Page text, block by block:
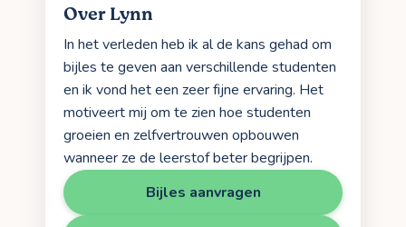
Over Lynn
In het verleden heb ik al de kans gehad om
bijles te geven aan verschillende studenten
en ik vond het een zeer fijne ervaring. Het
motiveert mij om te zien hoe studenten
groeien en zelfvertrouwen opbouwen
wanneer ze de leerstof beter begrijpen.
Bijles aanvragen